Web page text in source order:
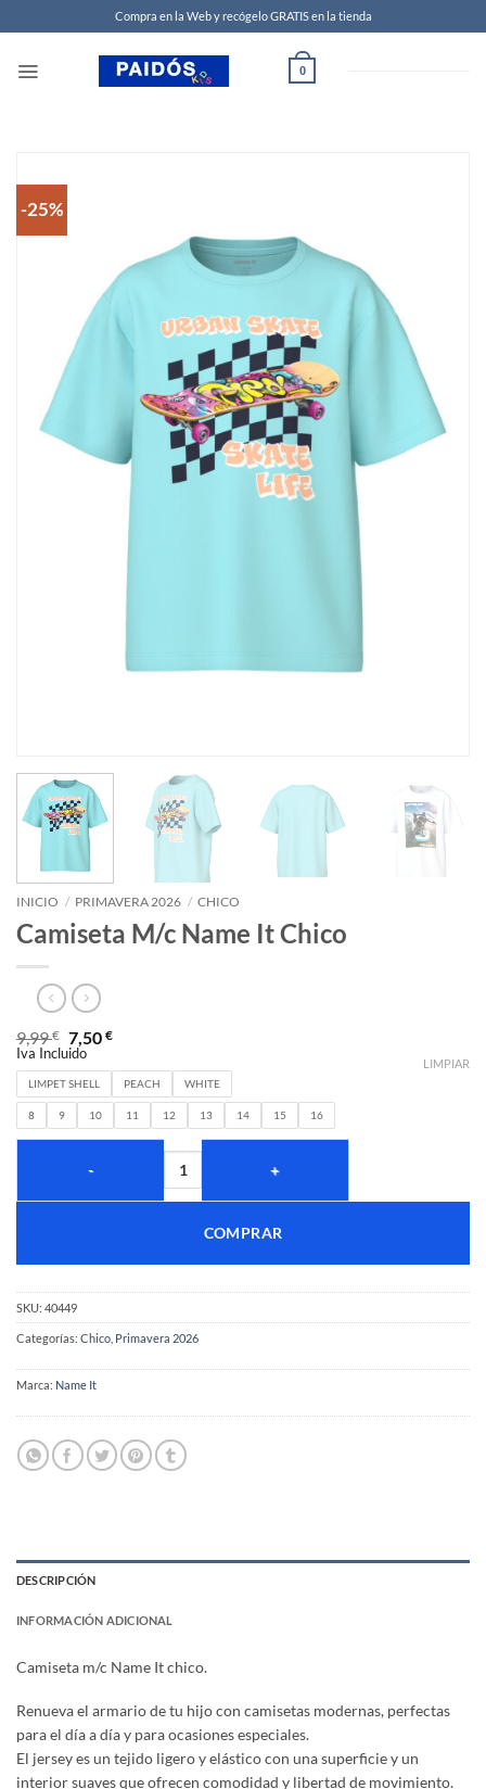
Compra en la Web y recógelo GRATIS en la tienda
0
-25%
INICIO / PRIMAVERA 2026 / CHICO
Camiseta M/c Name It Chico
9,99€ 7,50 €
Iva Incluido
LIMPET SHELL PEACH WHITE
8 9 10 11 12 13 14 15 16
LIMPIAR
COMPRAR
SKU: 40449
Categorías: Chico Primavera 2026
Marca: Name It
DESCRIPCIÓN
INFORMACIÓN ADICIONAL
Camiseta m/c Name It chico.
Renueva el armario de tu hijo con camisetas modernas, perfectas
para el día a día y para ocasiones especiales.
El jersey es un tejido ligero y elástico con una superficie y un
interior suaves que ofrecen comodidad y libertad de movimiento.